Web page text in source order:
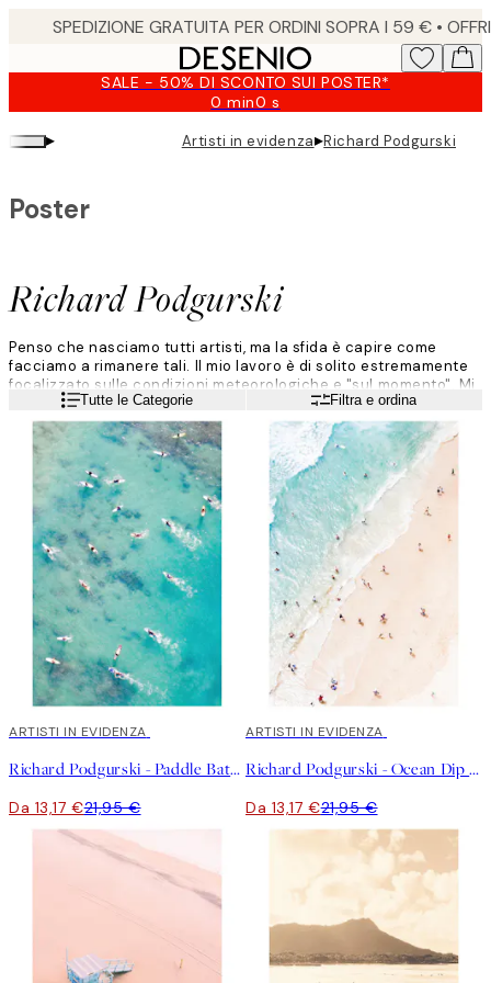
SALE - 50% DI SCONTO SUI POSTER*
0 min0 s
Valido
fino
a:
▸ Artisti in evidenza▸Richard Podgurski
Richard Podgurski
Poster
Penso che nasciamo tutti artisti, ma la sfida è capire come
facciamo a rimanere tali. Il mio lavoro è di solito estremamente
focalizzato sulle condizioni meteorologiche e "sul momento". Mi
piace catturare eventi unici e rari che madre natura ci offre: Di
solito do' il meglio quando il tempo è fondamentale.
L'arte è estremamente incostante, ma mi piace trasmettere le
emozioni che desidero mostrare e suscitare tali emozioni in
coloro che osservano le mie immagini. Mi piace evocare pensieri
e stimolare l'immaginazione.
Leggi di piùTutte le Categorie Filtra e ordina
40%*
ARTISTI IN EVIDENZA
Richard Podgurski - Paddle Battle Poster
Da 13,17 €21,95 €
40%*
ARTISTI IN EVIDENZA
Richard Podgurski - Ocean Dip Poster
Da 13,17 €21,95 €